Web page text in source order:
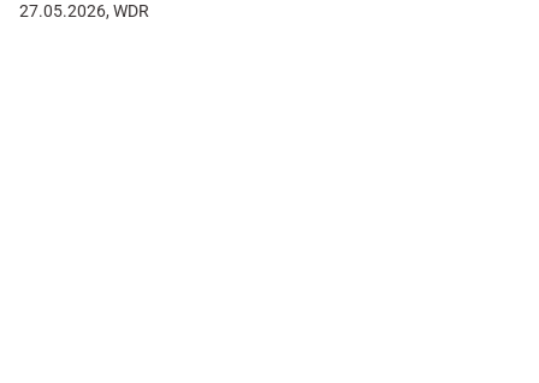
27.05.2026, WDR